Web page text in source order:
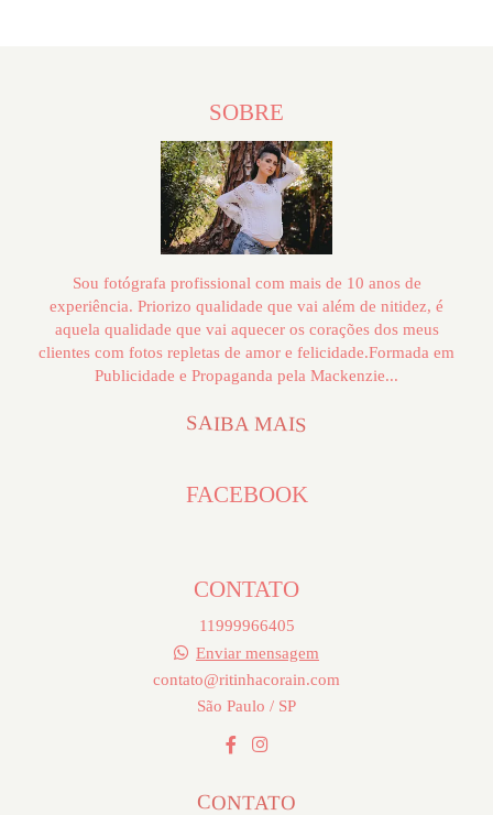
SOBRE
Sou fotógrafa profissional com mais de 10 anos de
experiência. Priorizo qualidade que vai além de nitidez, é
aquela qualidade que vai aquecer os corações dos meus
clientes com fotos repletas de amor e felicidade.Formada em
Publicidade e Propaganda pela Mackenzie...
SAIBA MAIS
FACEBOOK
CONTATO
11999966405
Enviar mensagem
contato@ritinhacorain.com
São Paulo / SP
CONTATO